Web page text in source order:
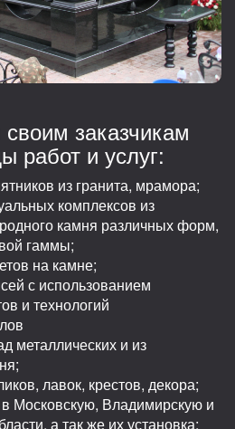
заказчикам
работ и услуг:
из гранита, мрамора;
комплексов из
камня различных форм,
гаммы;
на камне;
с использованием
и технологий
металлических и из
лавок, крестов, декора;
в Московскую, Владимирскую и
а так же их установка;